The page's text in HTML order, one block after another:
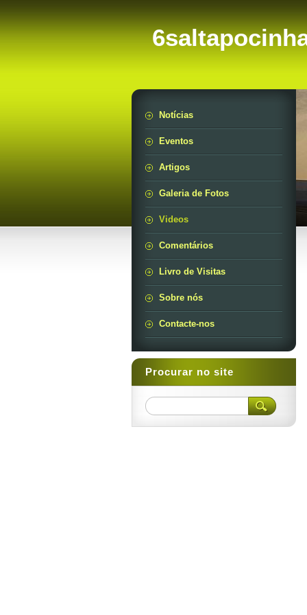
Notícias
Eventos
Artigos
Galeria de Fotos
Videos
Comentários
Livro de Visitas
Sobre nós
Contacte-nos
Procurar no site